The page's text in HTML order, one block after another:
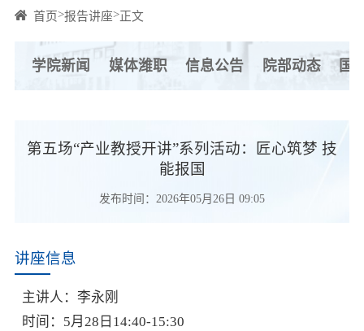
学院新闻 媒体潍职 信息公告 院部动态 国
首页>报告讲座>正文
第五场“产业教授开讲”系列活动：匠心筑梦 技
能报国
发布时间：2026年05月26日 09:05
讲座信息
主讲人：李永刚
时间：5月28日14:40-15:30